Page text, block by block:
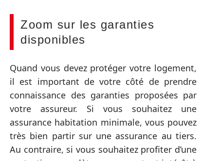
Zoom sur les garanties
disponibles
Quand vous devez protéger votre logement,
il est important de votre côté de prendre
connaissance des garanties proposées par
votre assureur. Si vous souhaitez une
assurance habitation minimale, vous pouvez
très bien partir sur une assurance au tiers.
Au contraire, si vous souhaitez profiter d’une